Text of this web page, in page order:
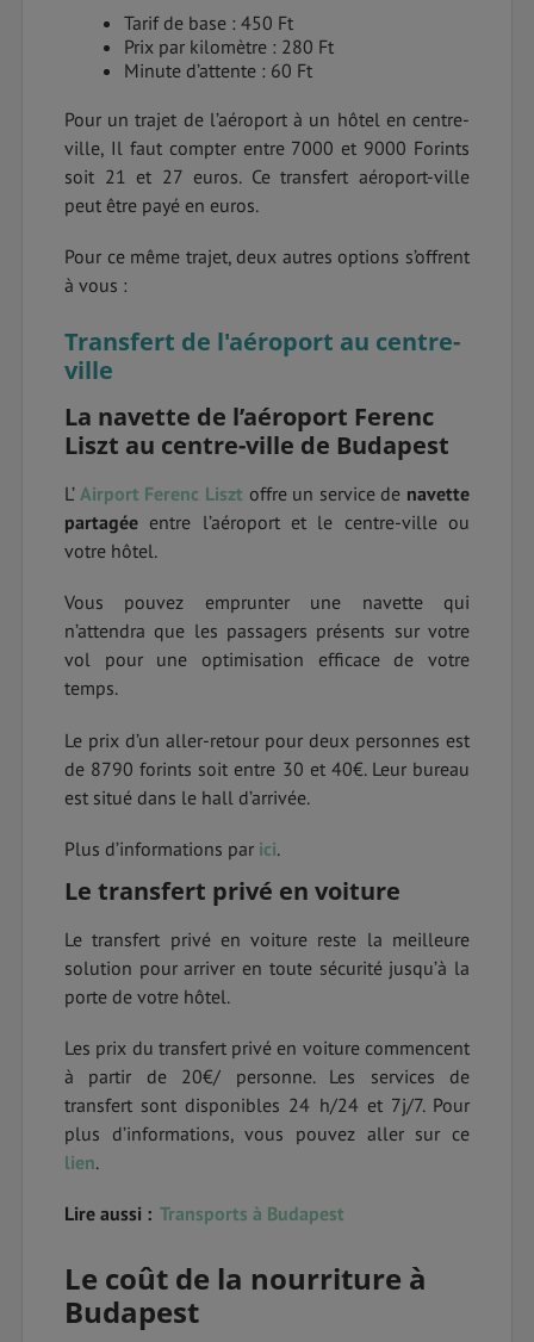
Tarif de base : 450 Ft
Prix ​​par kilomètre : 280 Ft
Minute d’attente : 60 Ft
Pour un trajet de l’aéroport à un hôtel en centre-
ville, Il faut compter entre 7000 et 9000 Forints
soit 21 et 27 euros. Ce transfert aéroport-ville
peut être payé en euros.
Pour ce même trajet, deux autres options s’offrent
à vous :
Transfert de l'aéroport au centre-
ville
La navette de l’aéroport Ferenc
Liszt au centre-ville de Budapest
L’ Airport Ferenc Liszt offre un service de navette
partagée entre l’aéroport et le centre-ville ou
votre hôtel.
Vous pouvez emprunter une navette qui
n’attendra que les passagers présents sur votre
vol pour une optimisation efficace de votre
temps.
Le prix d’un aller-retour pour deux personnes est
de 8790 forints soit entre 30 et 40€. Leur bureau
est situé dans le hall d’arrivée.
Plus d’informations par ici.
Le transfert privé en voiture
Le transfert privé en voiture reste la meilleure
solution pour arriver en toute sécurité jusqu’à la
porte de votre hôtel.
Les prix du transfert privé en voiture commencent
à partir de 20€/ personne. Les services de
transfert sont disponibles 24 h/24 et 7j/7. Pour
plus d’informations, vous pouvez aller sur ce
lien.
Lire aussi : Transports à Budapest
Le coût de la nourriture à
Budapest